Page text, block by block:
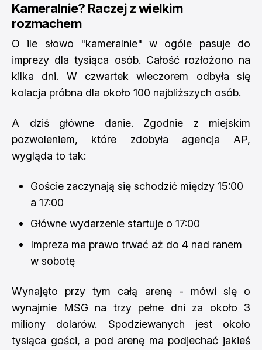
Kameralnie? Raczej z wielkim
rozmachem
O ile słowo "kameralnie" w ogóle pasuje do
imprezy dla tysiąca osób. Całość rozłożono na
kilka dni. W czwartek wieczorem odbyła się
kolacja próbna dla około 100 najbliższych osób.
A dziś główne danie. Zgodnie z miejskim
pozwoleniem, które zdobyła agencja AP,
wygląda to tak:
Goście zaczynają się schodzić między 15:00
a 17:00
Główne wydarzenie startuje o 17:00
Impreza ma prawo trwać aż do 4 nad ranem
w sobotę
Wynajęto przy tym całą arenę - mówi się o
wynajmie MSG na trzy pełne dni za około 3
miliony dolarów. Spodziewanych jest około
tysiąca gości, a pod arenę ma podjechać jakieś